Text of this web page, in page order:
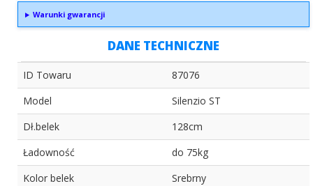
Warunki gwarancji
DANE TECHNICZNE
ID Towaru
87076
Model
Silenzio ST
Dł.belek
128cm
Ładowność
do 75kg
Kolor belek
Srebrny